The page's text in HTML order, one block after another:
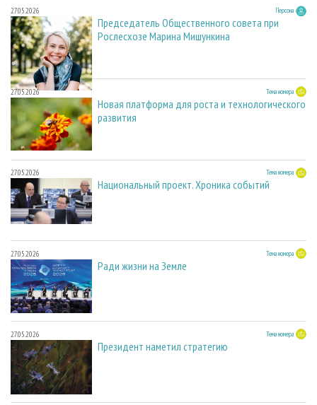
27.05.2026 Персона
Председатель Общественного совета при
Рослесхозе Марина Мишункина
27.05.2026 Тема номера
Новая платформа для роста и технологического
развития
27.05.2026 Тема номера
Национальный проект. Хроника событий
27.05.2026 Тема номера
Ради жизни на Земле
27.05.2026 Тема номера
Президент наметил стратегию